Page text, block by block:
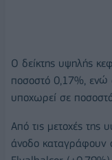
Ο δείκτης υψηλής
ποσοστό 0,17%, ενώ
υποχωρεί σε
Από τις μετοχές της
άνοδο καταγράφουν